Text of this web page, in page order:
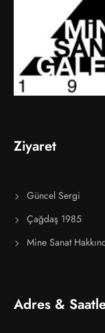
Ziyaret
Güncel Sergi
Çağdaş 1985
Mine Sanat
Adres &